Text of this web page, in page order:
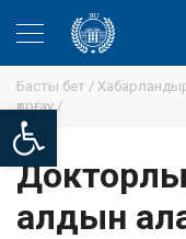
Open toolbar
Басты бет /
қорғау /
алдын ала